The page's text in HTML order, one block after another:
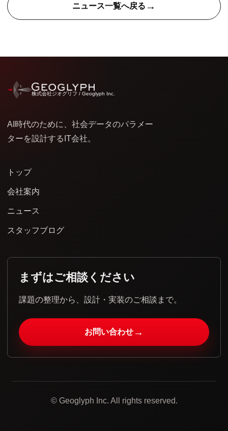
ニュース一覧へ戻る →
株式会社ジオグリフ / Geoglyph Inc.
AI時代のために、社会データのパラメー
ターを設計するIT会社。
トップ
会社案内
ニュース
スタッフブログ
まずはご相談ください
課題の整理から、設計・実装のご相談まで。
お問い合わせ →
© Geoglyph Inc. All rights reserved.